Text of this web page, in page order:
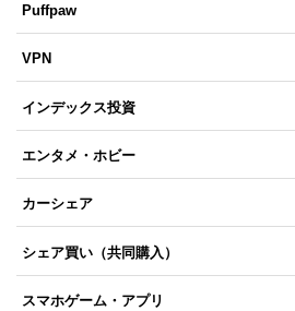
Puffpaw
VPN
インデックス投資
エンタメ・ホビー
カーシェア
シェア買い（共同購入）
スマホゲーム・アプリ